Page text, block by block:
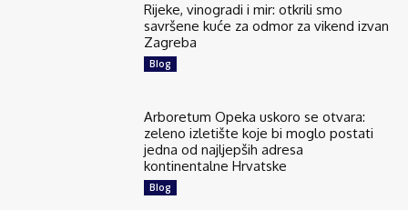
Rijeke, vinogradi i mir: otkrili smo
savršene kuće za odmor za vikend izvan
Zagreba
Blog
Arboretum Opeka uskoro se otvara:
zeleno izletište koje bi moglo postati
jedna od najljepših adresa
kontinentalne Hrvatske
Blog